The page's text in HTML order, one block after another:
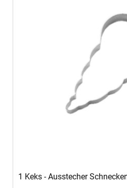
1 Keks - Ausstecher